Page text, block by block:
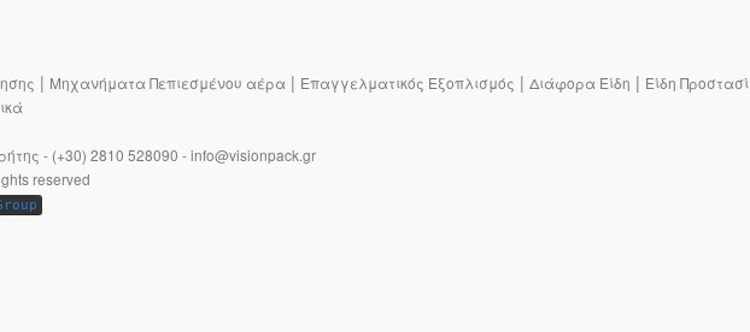
| Μηχανήματα Πεπιεσμένου αέρα | Επαγγελματικός Εξοπλισμός | Διάφορα Είδη | Είδη
- (+30) 2810 528090 - info@visionpack.gr
reserved